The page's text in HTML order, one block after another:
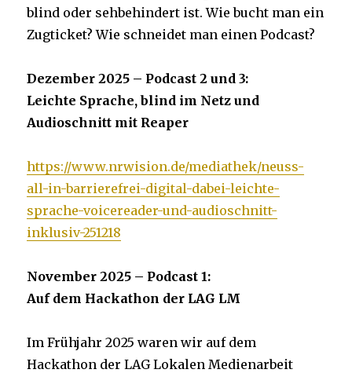
blind oder sehbehindert ist. Wie bucht man ein
Zugticket? Wie schneidet man einen Podcast?
Dezember 2025 – Podcast 2 und 3:
Leichte Sprache, blind im Netz und
Audioschnitt mit Reaper
https://www.nrwision.de/mediathek/neuss-
all-in-barrierefrei-digital-dabei-leichte-
sprache-voicereader-und-audioschnitt-
inklusiv-251218
November 2025 – Podcast 1:
Auf dem Hackathon der LAG LM
Im Frühjahr 2025 waren wir auf dem
Hackathon der LAG Lokalen Medienarbeit